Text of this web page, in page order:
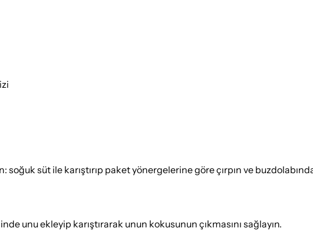
soğuk süt ile karıştırıp paket yönergelerine göre çırpın ve
unu ekleyip karıştırarak unun kokusunun çıkmasını sağlayın.